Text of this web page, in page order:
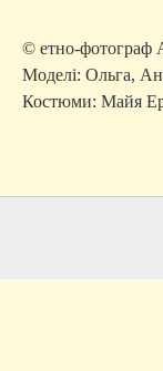
© етно-фотограф
Моделi: Ольга,
Костюми: Майя